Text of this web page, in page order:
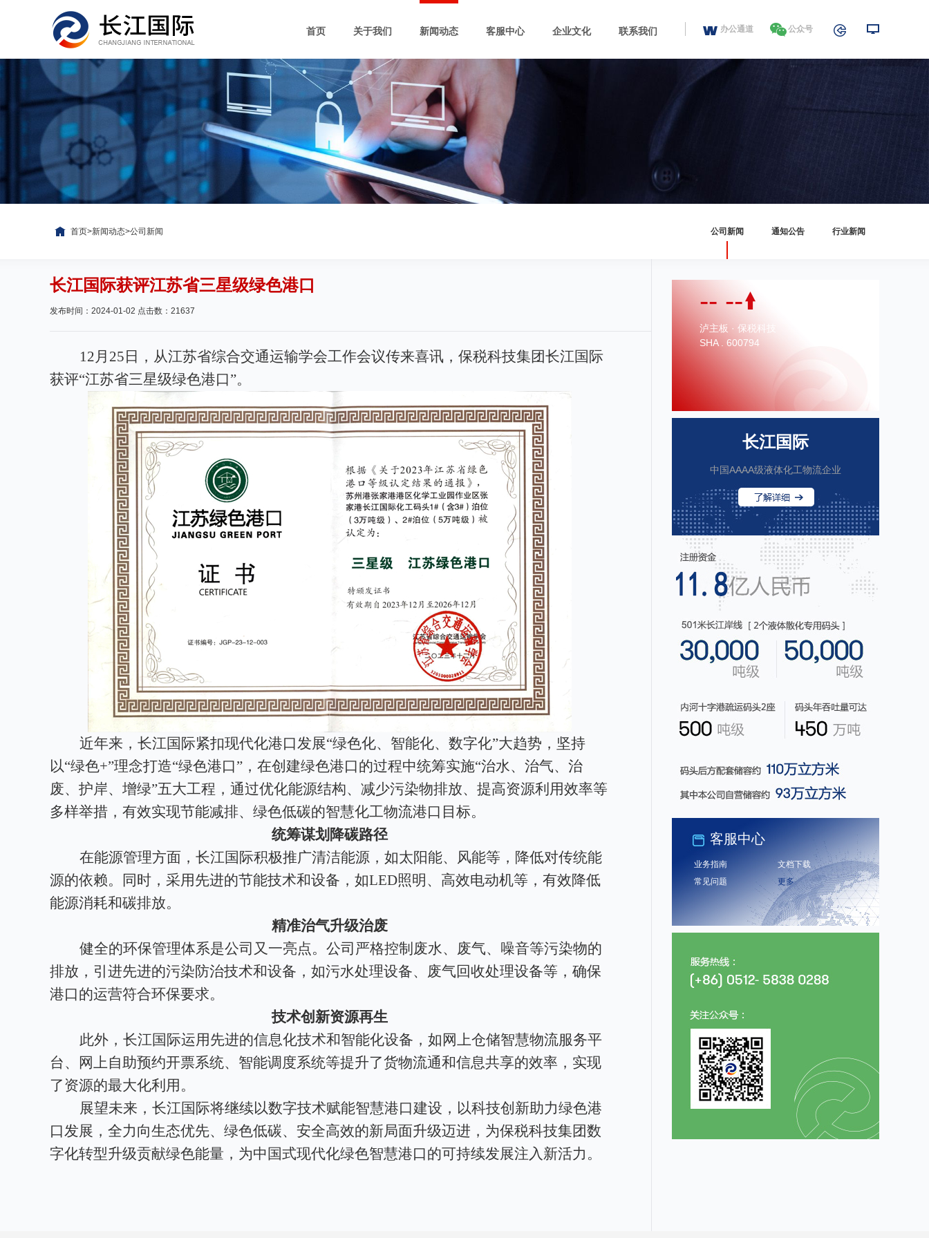
办公通道 公众号
首页 关于我们 新闻动态 客服中心 企业文化 联系我们
首页>新闻动态>公司新闻 公司新闻 通知公告 行业新闻
长江国际获评江苏省三星级绿色港口
发布时间：2024-01-02 点击数：21637
12月25日，从江苏省综合交通运输学会工作会议传来喜讯，保税科技集团长江国际
获评“江苏省三星级绿色港口”。
近年来，长江国际紧扣现代化港口发展“绿色化、智能化、数字化”大趋势，坚持
以“绿色+”理念打造“绿色港口”，在创建绿色港口的过程中统筹实施“治水、治气、治
废、护岸、增绿”五大工程，通过优化能源结构、减少污染物排放、提高资源利用效率等
多样举措，有效实现节能减排、绿色低碳的智慧化工物流港口目标。
统筹谋划降碳路径
在能源管理方面，长江国际积极推广清洁能源，如太阳能、风能等，降低对传统能
源的依赖。同时，采用先进的节能技术和设备，如LED照明、高效电动机等，有效降低
能源消耗和碳排放。
精准治气升级治废
健全的环保管理体系是公司又一亮点。公司严格控制废水、废气、噪音等污染物的
排放，引进先进的污染防治技术和设备，如污水处理设备、废气回收处理设备等，确保
港口的运营符合环保要求。
技术创新资源再生
此外，长江国际运用先进的信息化技术和智能化设备，如网上仓储智慧物流服务平
台、网上自助预约开票系统、智能调度系统等提升了货物流通和信息共享的效率，实现
了资源的最大化利用。
展望未来，长江国际将继续以数字技术赋能智慧港口建设，以科技创新助力绿色港
口发展，全力向生态优先、绿色低碳、安全高效的新局面升级迈进，为保税科技集团数
字化转型升级贡献绿色能量，为中国式现代化绿色智慧港口的可持续发展注入新活力。
-- --
泸主板 · 保税科技
SHA . 600794
长江国际
中国AAAA级液体化工物流企业
客服中心
业务指南
文档下载
常见问题
更多